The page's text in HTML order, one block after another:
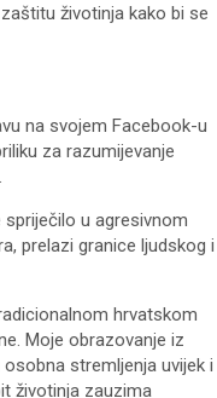
životinja kako bi se
na svojem Facebook-u
za razumijevanje
u agresivnom
prelazi granice ljudskog i
hrvatskom
Moje obrazovanje iz
stremljenja uvijek i
životinja zauzima